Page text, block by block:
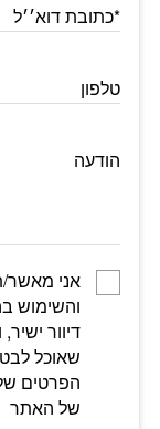
*כתובת דוא׳׳ל
טלפון
הודעה
אני
והשימוש
דיוור
שאוכל
הפרטים
של האתר